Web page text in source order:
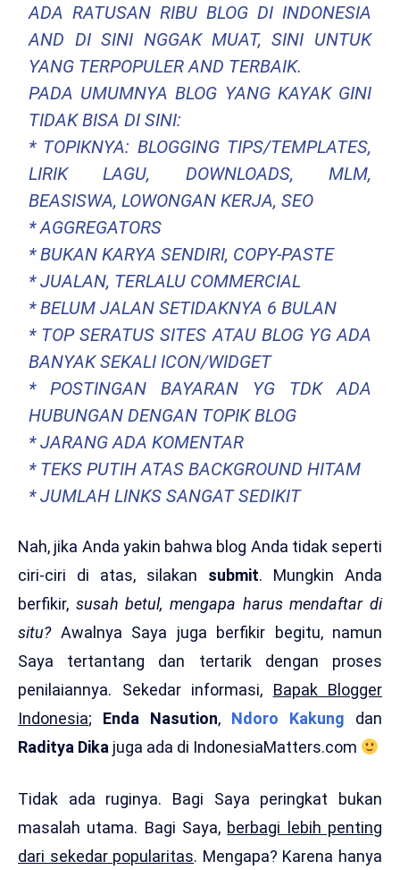
ADA RATUSAN RIBU BLOG DI INDONESIA
AND DI SINI NGGAK MUAT, SINI UNTUK
YANG TERPOPULER AND TERBAIK.
PADA UMUMNYA BLOG YANG KAYAK GINI
TIDAK BISA DI SINI:
* TOPIKNYA: BLOGGING TIPS/TEMPLATES,
LIRIK LAGU, DOWNLOADS, MLM,
BEASISWA, LOWONGAN KERJA, SEO
* AGGREGATORS
* BUKAN KARYA SENDIRI, COPY-PASTE
* JUALAN, TERLALU COMMERCIAL
* BELUM JALAN SETIDAKNYA 6 BULAN
* TOP SERATUS SITES ATAU BLOG YG ADA
BANYAK SEKALI ICON/WIDGET
* POSTINGAN BAYARAN YG TDK ADA
HUBUNGAN DENGAN TOPIK BLOG
* JARANG ADA KOMENTAR
* TEKS PUTIH ATAS BACKGROUND HITAM
* JUMLAH LINKS SANGAT SEDIKIT
Nah, jika Anda yakin bahwa blog Anda tidak seperti
ciri-ciri di atas, silakan submit. Mungkin Anda
berfikir, susah betul, mengapa harus mendaftar di
situ? Awalnya Saya juga berfikir begitu, namun
Saya tertantang dan tertarik dengan proses
penilaiannya. Sekedar informasi, Bapak Blogger
Indonesia; Enda Nasution, Ndoro Kakung dan
Raditya Dika juga ada di IndonesiaMatters.com
Tidak ada ruginya. Bagi Saya peringkat bukan
masalah utama. Bagi Saya, berbagi lebih penting
dari sekedar popularitas. Mengapa? Karena hanya